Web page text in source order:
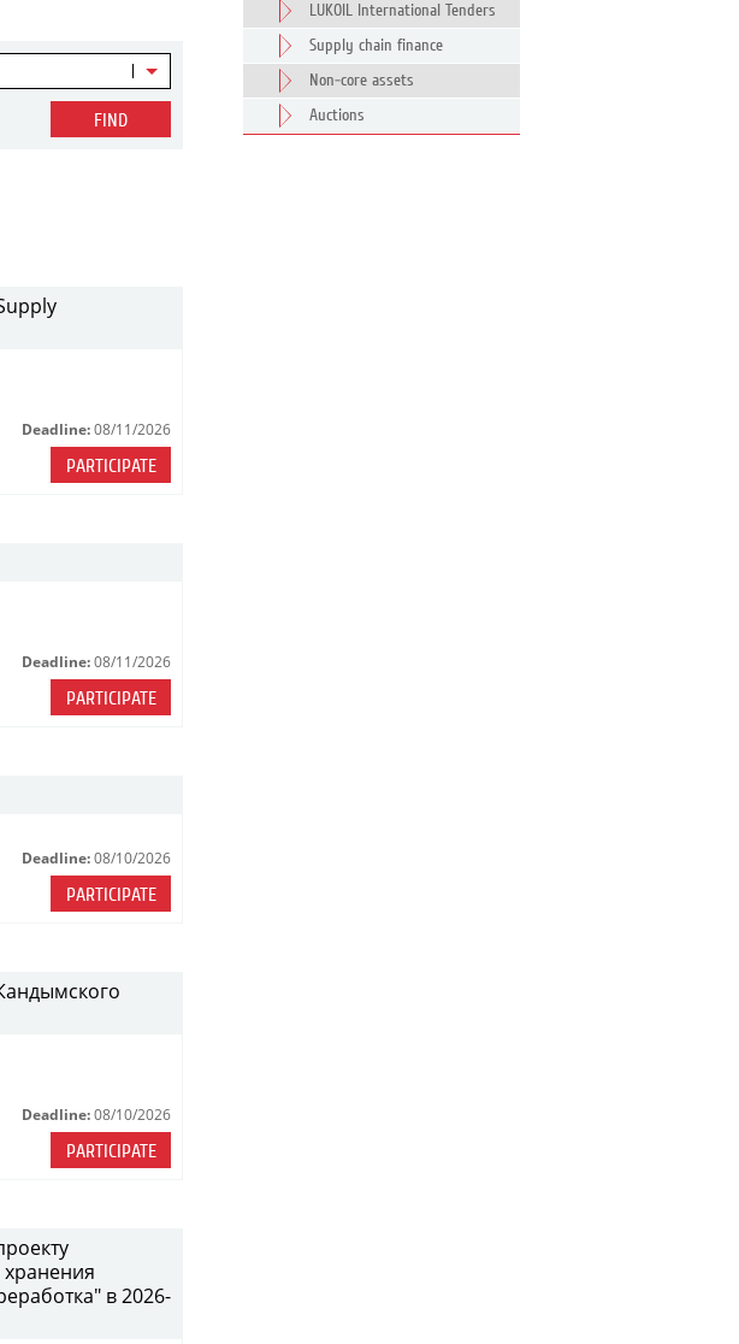
FIND
Deadline: 08/11/2026
PARTICIPATE
Deadline: 08/11/2026
PARTICIPATE
Deadline: 08/10/2026
PARTICIPATE
Deadline: 08/10/2026
PARTICIPATE
в 2026-
LUKOIL International Tenders
Supply chain finance
Non-core assets
Auctions